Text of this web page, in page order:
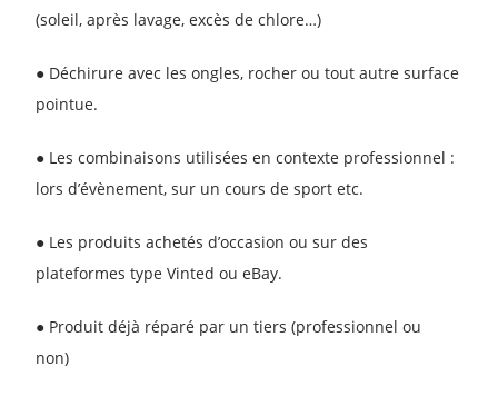
(soleil, après lavage, excès de chlore…)
● Déchirure avec les ongles, rocher ou tout autre surface
pointue.
● Les combinaisons utilisées en contexte professionnel :
lors d’évènement, sur un cours de sport etc.
● Les produits achetés d’occasion ou sur des
plateformes type Vinted ou eBay.
● Produit déjà réparé par un tiers (professionnel ou
non)